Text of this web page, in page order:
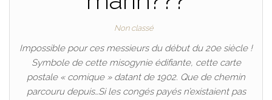
Non classé
Impossible pour ces messieurs du début du 20e siècle !
Symbole de cette misogynie édifiante, cette carte
postale « comique » datant de 1902. Que de chemin
parcouru depuis…Si les congés payés n’existaient pas